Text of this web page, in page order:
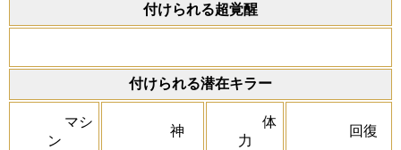
付けられる超覚醒
付けられる潜在キラー
マシ
ン
神
体
力
回復